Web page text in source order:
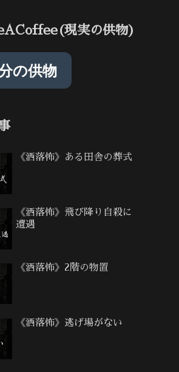
現実の供物)
の供物
《洒落怖》ある田舎の葬式
《洒落怖》飛び降り自殺に
遭遇
《洒落怖》2階の物置
《洒落怖》逃げ場がない